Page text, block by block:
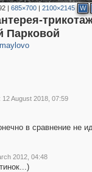
| 685×700| 2100×2145 W
Парковой
12 August 2018, 07:59
в сравнение не
2012, 04:48